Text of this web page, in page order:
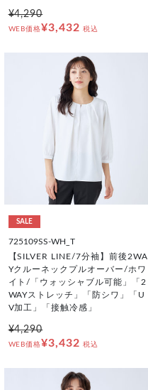
¥4,290
WEB価格¥3,432 税込
SALE
725109SS-WH_T
【SILVER LINE/7分袖】前後2WA
Yクルーネックプルオーバー/ホワ
イト/「ウォッシャブル可能」「2
WAYストレッチ」「防シワ」「U
V加工」「接触冷感」
¥4,290
WEB価格¥3,432 税込